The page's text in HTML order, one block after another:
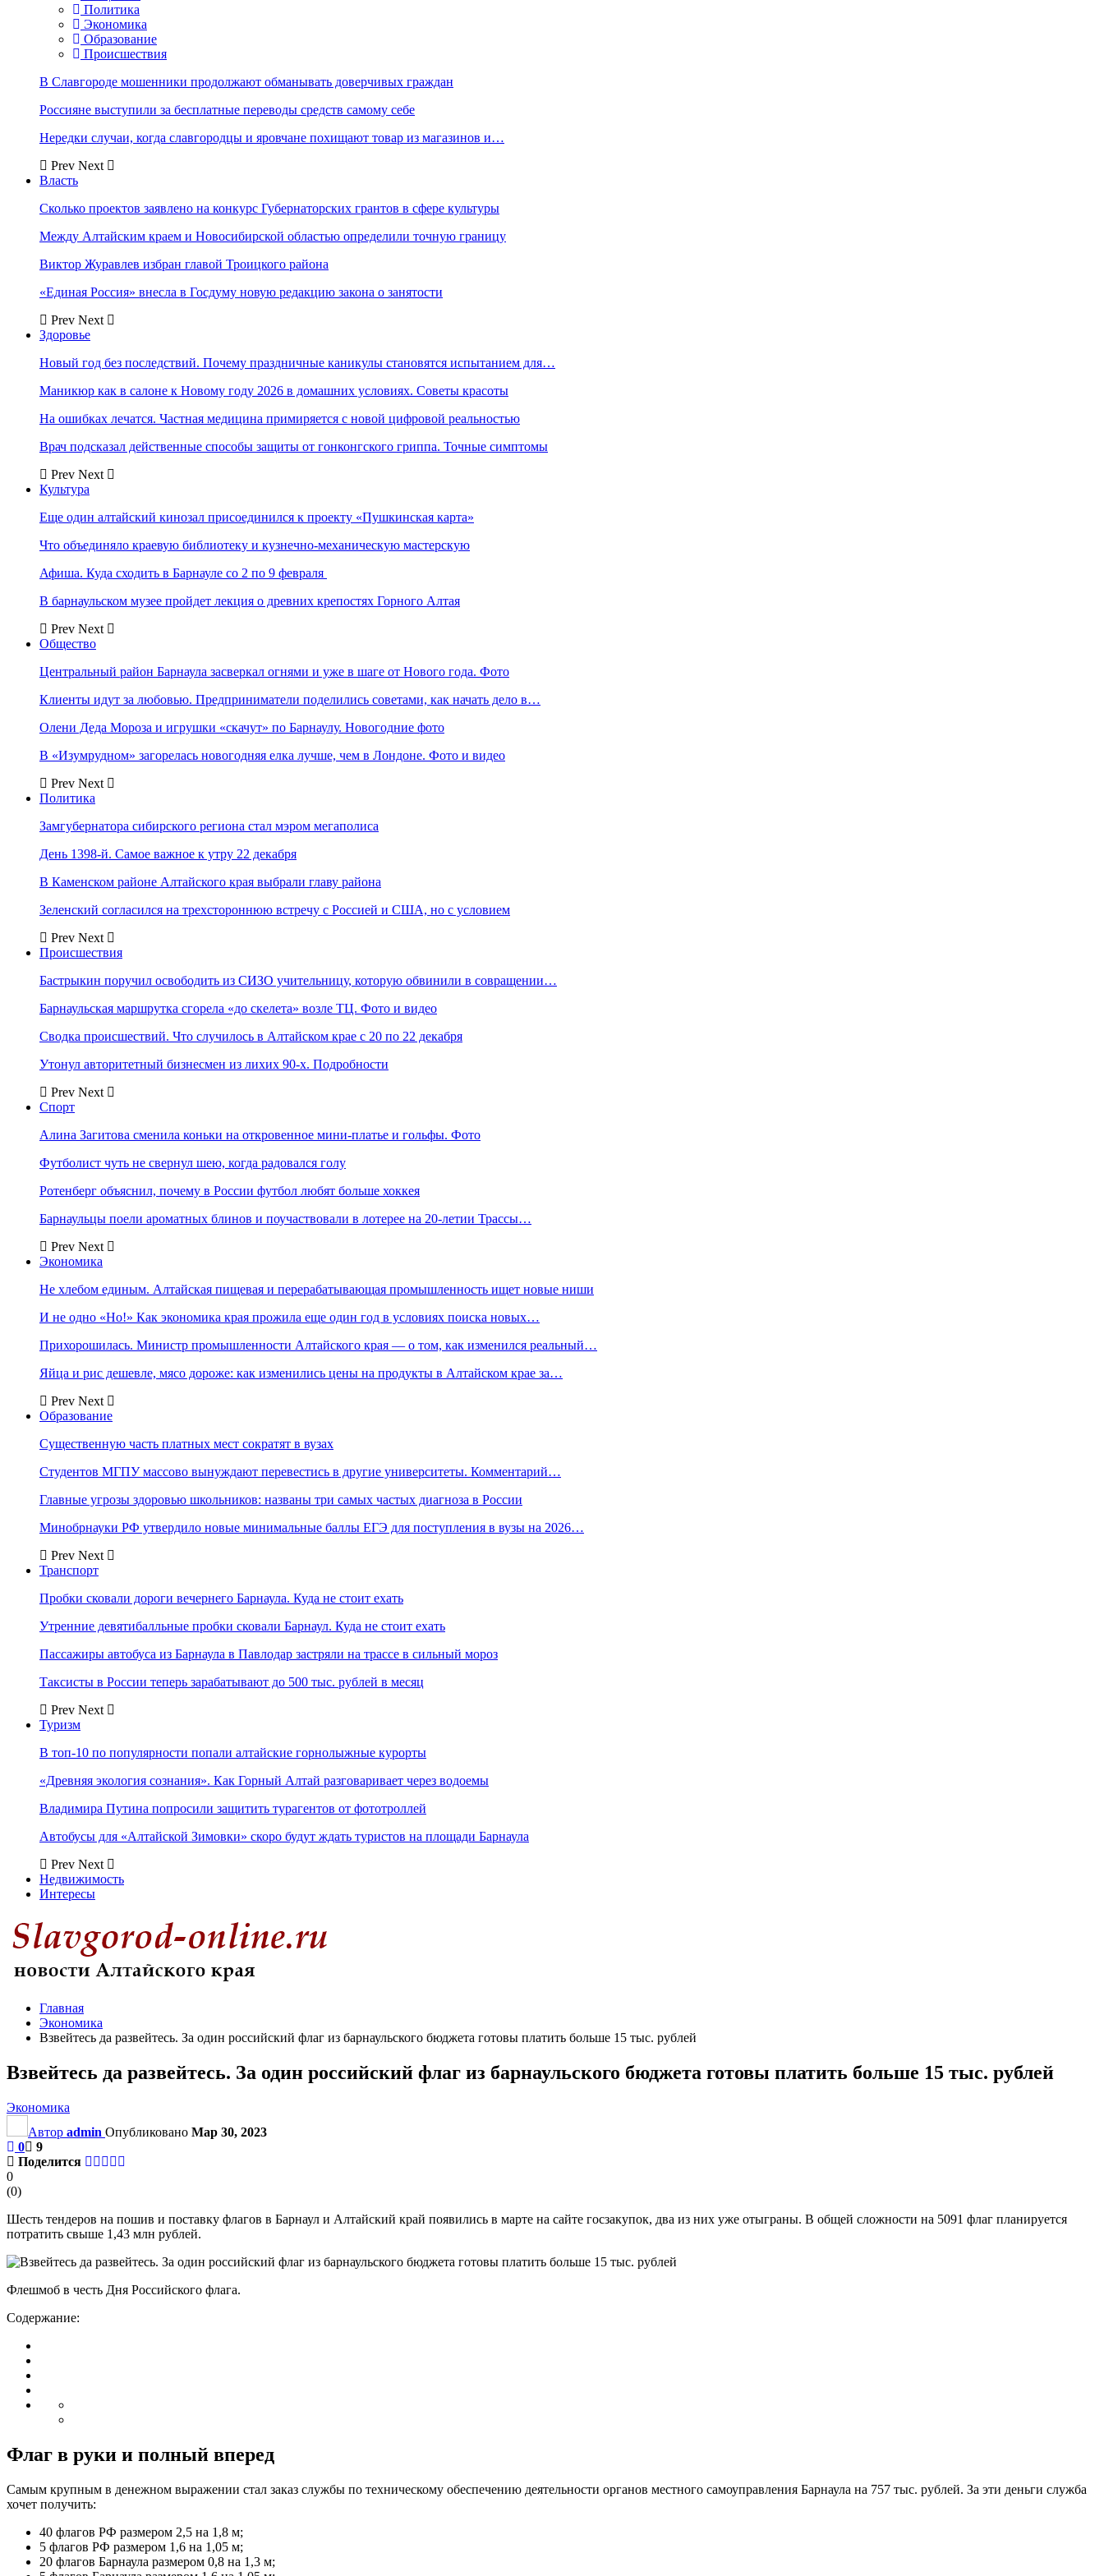
Политика
Экономика
Образование
Происшествия
В Славгороде мошенники продолжают обманывать доверчивых граждан
Россияне выступили за бесплатные переводы средств самому себе
Нередки случаи, когда славгородцы и яровчане похищают товар из магазинов и…
Prev Next
Власть
Сколько проектов заявлено на конкурс Губернаторских грантов в сфере культуры
Между Алтайским краем и Новосибирской областью определили точную границу
Виктор Журавлев избран главой Троицкого района
«Единая Россия» внесла в Госдуму новую редакцию закона о занятости
Prev Next
Здоровье
Новый год без последствий. Почему праздничные каникулы становятся испытанием для…
Маникюр как в салоне к Новому году 2026 в домашних условиях. Советы красоты
На ошибках лечатся. Частная медицина примиряется с новой цифровой реальностью
Врач подсказал действенные способы защиты от гонконгского гриппа. Точные симптомы
Prev Next
Культура
Еще один алтайский кинозал присоединился к проекту «Пушкинская карта»
Что объединяло краевую библиотеку и кузнечно-механическую мастерскую
Афиша. Куда сходить в Барнауле со 2 по 9 февраля
В барнаульском музее пройдет лекция о древних крепостях Горного Алтая
Prev Next
Общество
Центральный район Барнаула засверкал огнями и уже в шаге от Нового года. Фото
Клиенты идут за любовью. Предприниматели поделились советами, как начать дело в…
Олени Деда Мороза и игрушки «скачут» по Барнаулу. Новогодние фото
В «Изумрудном» загорелась новогодняя елка лучше, чем в Лондоне. Фото и видео
Prev Next
Политика
Замгубернатора сибирского региона стал мэром мегаполиса
День 1398-й. Самое важное к утру 22 декабря
В Каменском районе Алтайского края выбрали главу района
Зеленский согласился на трехстороннюю встречу с Россией и США, но с условием
Prev Next
Происшествия
Бастрыкин поручил освободить из СИЗО учительницу, которую обвинили в совращении…
Барнаульская маршрутка сгорела «до скелета» возле ТЦ. Фото и видео
Сводка происшествий. Что случилось в Алтайском крае с 20 по 22 декабря
Утонул авторитетный бизнесмен из лихих 90-х. Подробности
Prev Next
Спорт
Алина Загитова сменила коньки на откровенное мини-платье и гольфы. Фото
Футболист чуть не свернул шею, когда радовался голу
Ротенберг объяснил, почему в России футбол любят больше хоккея
Барнаульцы поели ароматных блинов и поучаствовали в лотерее на 20-летии Трассы…
Prev Next
Экономика
Не хлебом единым. Алтайская пищевая и перерабатывающая промышленность ищет новые ниши
И не одно «Но!» Как экономика края прожила еще один год в условиях поиска новых…
Прихорошилась. Министр промышленности Алтайского края — о том, как изменился реальный…
Яйца и рис дешевле, мясо дороже: как изменились цены на продукты в Алтайском крае за…
Prev Next
Образование
Существенную часть платных мест сократят в вузах
Студентов МГПУ массово вынуждают перевестись в другие университеты. Комментарий…
Главные угрозы здоровью школьников: названы три самых частых диагноза в России
Минобрнауки РФ утвердило новые минимальные баллы ЕГЭ для поступления в вузы на 2026…
Prev Next
Транспорт
Пробки сковали дороги вечернего Барнаула. Куда не стоит ехать
Утренние девятибалльные пробки сковали Барнаул. Куда не стоит ехать
Пассажиры автобуса из Барнаула в Павлодар застряли на трассе в сильный мороз
Таксисты в России теперь зарабатывают до 500 тыс. рублей в месяц
Prev Next
Туризм
В топ-10 по популярности попали алтайские горнолыжные курорты
«Древняя экология сознания». Как Горный Алтай разговаривает через водоемы
Владимира Путина попросили защитить турагентов от фототроллей
Автобусы для «Алтайской Зимовки» скоро будут ждать туристов на площади Барнаула
Prev Next
Недвижимость
Интересы
Главная
Экономика
Взвейтесь да развейтесь. За один российский флаг из барнаульского бюджета готовы платить больше 15 тыс. рублей
Взвейтесь да развейтесь. За один российский флаг из барнаульского бюджета готовы платить больше 15 тыс. рублей
Экономика
Автор admin Опубликовано Мар 30, 2023
0
9
Поделится
0
(0)
Шесть тендеров на пошив и поставку флагов в Барнаул и Алтайский край появились в марте на сайте госзакупок, два из них уже отыграны. В общей сложности на 5091 флаг планируется
потратить свыше 1,43 млн рублей.
Флешмоб в честь Дня Российского флага.
Содержание:
Флаг в руки и полный вперед
Самым крупным в денежном выражении стал заказ службы по техническому обеспечению деятельности органов местного самоуправления Барнаула на 757 тыс. рублей. За эти деньги служба
хочет получить:
40 флагов РФ размером 2,5 на 1,8 м;
5 флагов РФ размером 1,6 на 1,05 м;
20 флагов Барнаула размером 0,8 на 1,3 м;